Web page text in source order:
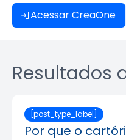
Acessar CreaOne
Resultados
[post_type_label]
Por que o